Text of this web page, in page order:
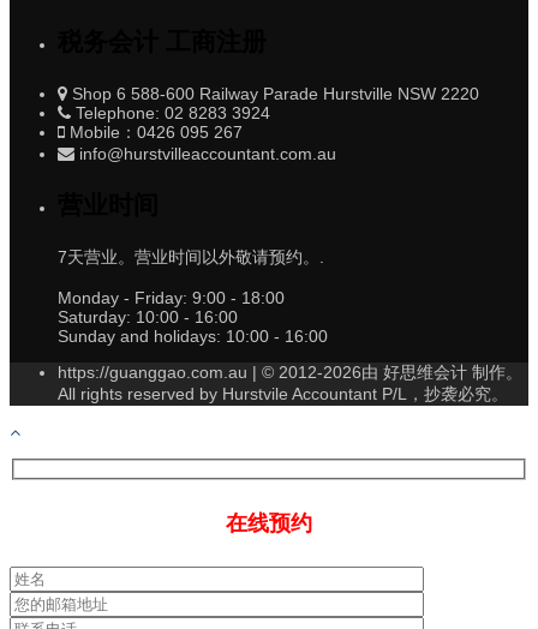
Shop 6 588-600 Railway Parade Hurstville NSW 2220
Telephone: 02 8283 3924
Mobile：0426 095 267
info@hurstvilleaccountant.com.au
7天营业。营业时间以外敬请预约。.
Monday - Friday: 9:00 - 18:00
Saturday: 10:00 - 16:00
Sunday and holidays: 10:00 - 16:00
https://guanggao.com.au | © 2012-2026由 好思维会计 制作。
All rights reserved by Hurstvile Accountant P/L，抄袭必究。
在线预约